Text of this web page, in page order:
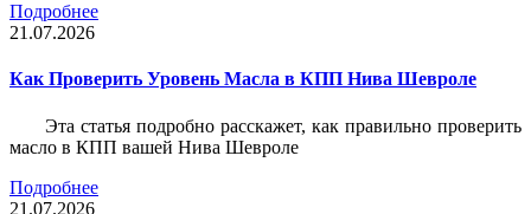
Подробнее
21.07.2026
Как Проверить Уровень Масла в КПП Нива Шевроле
Эта статья подробно расскажет, как правильно проверить
масло в КПП вашей Нива Шевроле
Подробнее
21.07.2026